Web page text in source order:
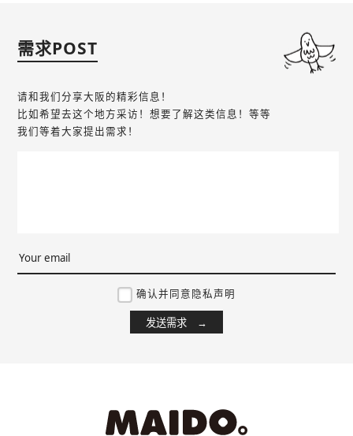
需求POST
请和我们分享大阪的精彩信息！
比如希望去这个地方采访！想要了解这类信息！等等
我们等着大家提出需求！
确认并同意隐私声明